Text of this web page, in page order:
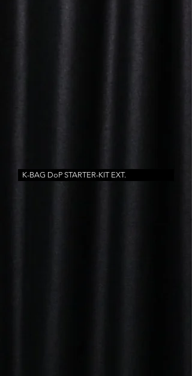
K-BAG DoP STARTER-KIT EXT.